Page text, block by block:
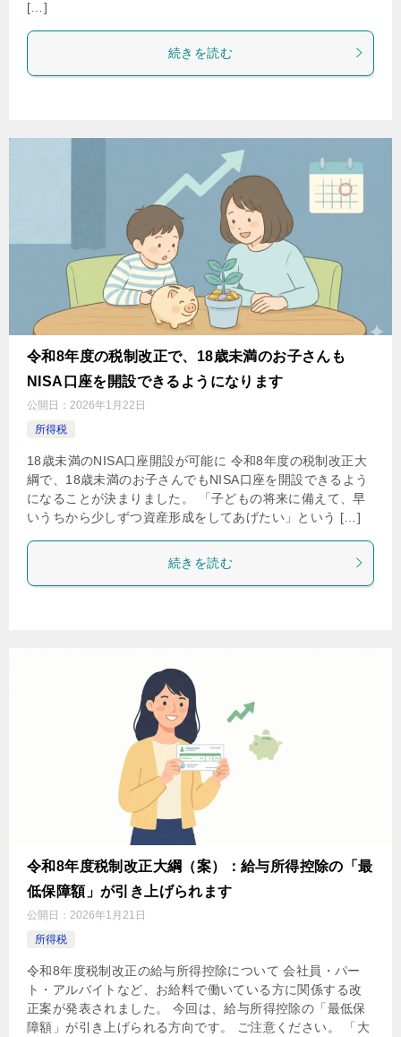
[…]
続きを読む
令和8年度の税制改正で、18歳未満のお子さんも
NISA口座を開設できるようになります
公開日： 2026年1月22日
所得税
18歳未満のNISA口座開設が可能に 令和8年度の税制改正大
綱で、18歳未満のお子さんでもNISA口座を開設できるよう
になることが決まりました。 「子どもの将来に備えて、早
いうちから少しずつ資産形成をしてあげたい」という […]
続きを読む
令和8年度税制改正大綱（案）：給与所得控除の「最
低保障額」が引き上げられます
公開日： 2026年1月21日
所得税
令和8年度税制改正の給与所得控除について 会社員・パー
ト・アルバイトなど、お給料で働いている方に関係する改
正案が発表されました。 今回は、給与所得控除の「最低保
障額」が引き上げられる方向です。 ご注意ください。 「大